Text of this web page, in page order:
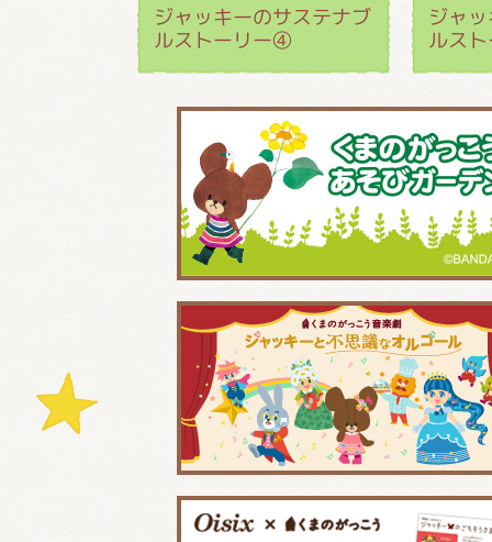
ジャッキーのサステナブ
ルストーリー④
ジャ
ルス